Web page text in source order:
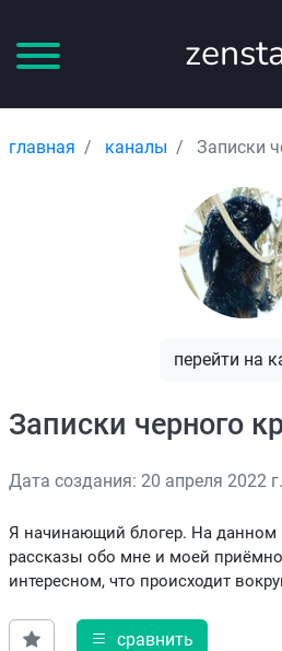
главная каналы Записки
перейти на
Записки черного
Дата создания: 20 апреля 2022 г.
Я начинающий блогер. На данном
рассказы обо мне и моей
интересном, что происходит
сравнить